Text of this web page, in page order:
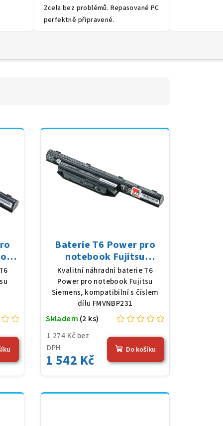
Zcela bez problémů. Repasované PC
perfektně připravené.
Baterie T6 Power pro
notebook Fujitsu
Siemens FMVNBP231, Li-
Ion, 10,8 V, 5200 mAh (56
Wh), černá
Kvalitní náhradní baterie T6
Power pro notebook Fujitsu
Siemens, kompatibilní s číslem
dílu FMVNBP231
1 274 Kč bez
DPH
1 542 Kč
Skladem (2 ks)
Do košíku